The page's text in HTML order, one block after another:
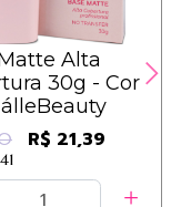
Alta
30g - Cor
R$ 21,39